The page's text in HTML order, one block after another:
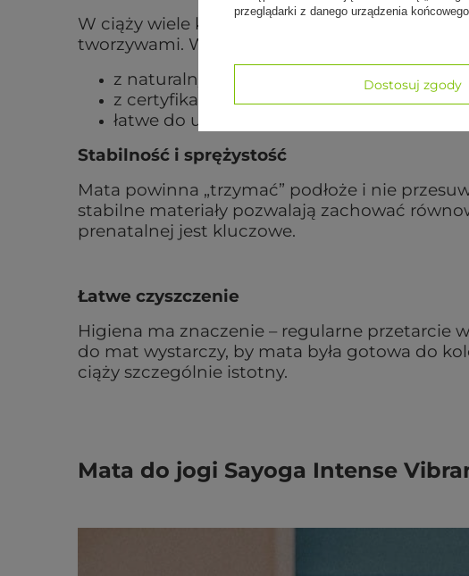
W ciąży wiele kobiet staje się bardziej
tworzywami. Warto wybierać maty:
z naturalnych materiałów
z certyfikatami bezpieczeństwa (np.
łatwe do utrzymania w czystości.
Stabilność i sprężystość
Mata powinna „trzymać” podłoże i nie
stabilne materiały pozwalają zachować
prenatalnej jest kluczowe.
Łatwe czyszczenie
Higiena ma znaczenie – regularne przetarcie
do mat wystarczy, by mata była gotowa do
ciąży szczególnie istotny.
Mata do jogi Sayoga Intense
przeglądarki z danego urządzenia
Dostosuj zgody